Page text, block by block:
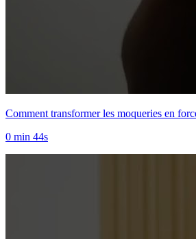
Comment transformer les moqueries en
0 min 44s